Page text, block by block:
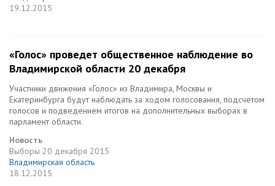
19.12.2015
«Голос» проведет общественное наблюдение во
Владимирской области 20 декабря
Участники движения «Голос» из Владимира, Москвы и
Екатеринбурга будут наблюдать за ходом голосования, подсчетом
голосов и подведением итогов на дополнительных выборах в
парламент области.
Новость
Выборы 20 декабря 2015
Владимирская область
18.12.2015